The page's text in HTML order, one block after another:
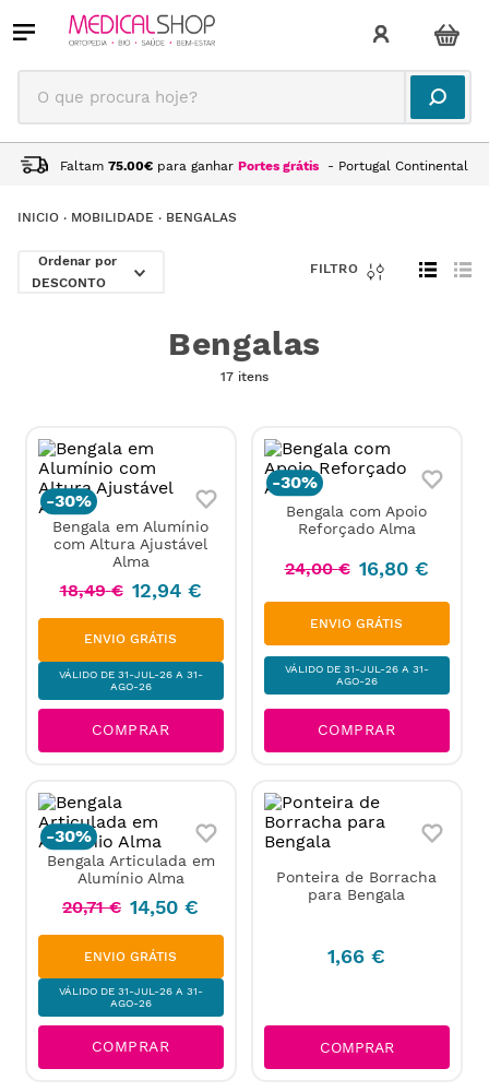
O que procura hoje?
Faltam 75.00€ para ganhar Portes grátis - Portugal Continental
MOBILIDADE BENGALAS
DESCONTO
Bengalas
17 itens
-30%
Bengala em Alumínio
com Altura Ajustável
Alma
18,49 € 12,94 €
PORTUGAL
CONTINENTAL
ENVIO GRÁTIS
VÁLIDO DE 31-JUL-26 A 31-
AGO-26
COMPRAR
-30%
Bengala com Apoio
Reforçado Alma
24,00 € 16,80 €
PORTUGAL
CONTINENTAL
ENVIO GRÁTIS
VÁLIDO DE 31-JUL-26 A 31-
AGO-26
COMPRAR
-30%
Bengala Articulada em
Alumínio Alma
20,71 € 14,50 €
PORTUGAL
CONTINENTAL
ENVIO GRÁTIS
VÁLIDO DE 31-JUL-26 A 31-
AGO-26
COMPRAR
Ponteira de Borracha
para Bengala
1,66 €
COMPRAR